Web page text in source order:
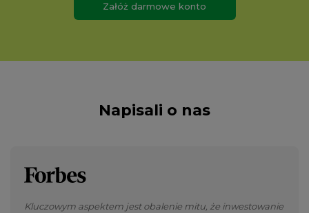
Załóż darmowe konto
Napisali o nas
Kluczowym aspektem jest obalenie mitu, że inwestowanie